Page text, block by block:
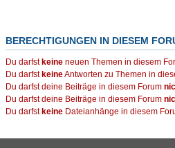
BERECHTIGUNGEN IN DIESEM
Du darfst keine neuen Themen in diesem
Du darfst keineAntworten zu Themen in
Du darfst deine Beiträge in diesem Forum
Du darfst deine Beiträge in diesem Forum
Du darfst keine Dateianhänge in diesem